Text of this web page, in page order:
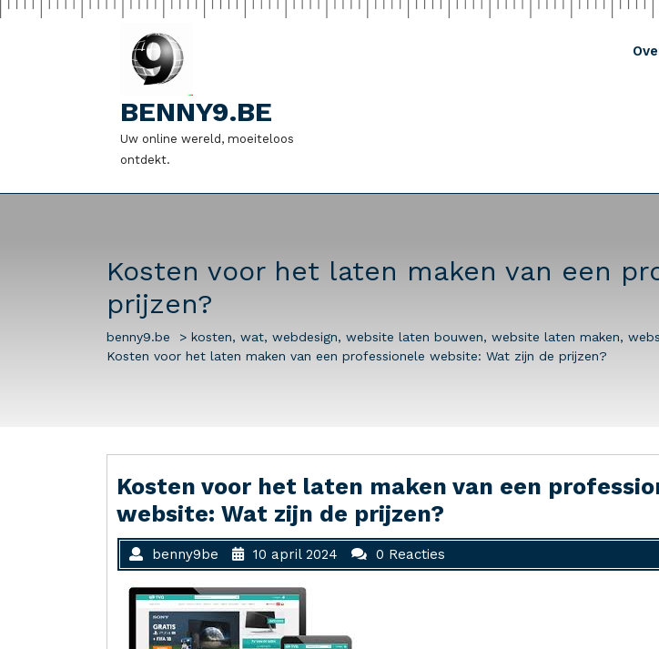
Naar
BENNY9.BE
Uw online wereld, moeiteloos
ontdekt.
Kosten voor het laten maken van een
prijzen?
benny9.be > kosten, wat, webdesign, website laten bouwen, website laten maken,
Kosten voor het laten maken van een professionele website: Wat zijn de prijzen?
Kosten voor het laten maken van een
website: Wat zijn de prijzen?
benny9be 10 april 2024 0 Reacties